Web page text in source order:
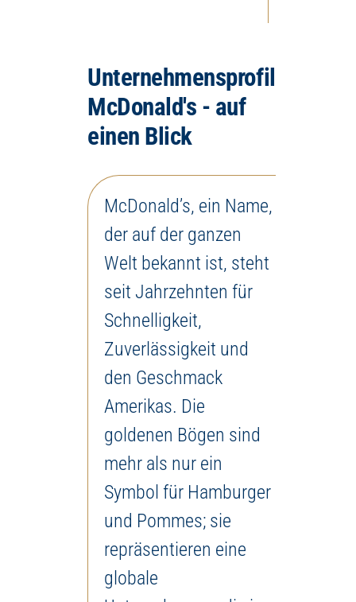
Unternehmensprofil
McDonald's - auf
einen Blick
McDonald’s, ein Name,
der auf der ganzen
Welt bekannt ist, steht
seit Jahrzehnten für
Schnelligkeit,
Zuverlässigkeit und
den Geschmack
Amerikas. Die
goldenen Bögen sind
mehr als nur ein
Symbol für Hamburger
und Pommes; sie
repräsentieren eine
globale